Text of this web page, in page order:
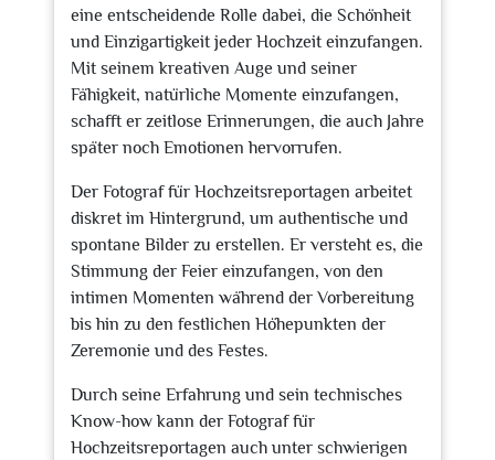
eine entscheidende Rolle dabei, die Schönheit
und Einzigartigkeit jeder Hochzeit einzufangen.
Mit seinem kreativen Auge und seiner
Fähigkeit, natürliche Momente einzufangen,
schafft er zeitlose Erinnerungen, die auch Jahre
später noch Emotionen hervorrufen.
Der Fotograf für Hochzeitsreportagen arbeitet
diskret im Hintergrund, um authentische und
spontane Bilder zu erstellen. Er versteht es, die
Stimmung der Feier einzufangen, von den
intimen Momenten während der Vorbereitung
bis hin zu den festlichen Höhepunkten der
Zeremonie und des Festes.
Durch seine Erfahrung und sein technisches
Know-how kann der Fotograf für
Hochzeitsreportagen auch unter schwierigen